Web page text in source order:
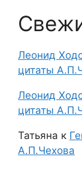
Леонид
цитаты
Леонид
цитаты
Татьяна к
А.П.Чехова